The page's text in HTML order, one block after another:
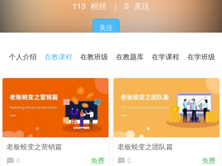
113 粉丝 ｜ 0 关注
关注
个人介绍 在教课程 在教班级 在教题库 在学课程 在学班级
老板蜕变之营销篇
0
免费
老板蜕变之团队篇
0
免费